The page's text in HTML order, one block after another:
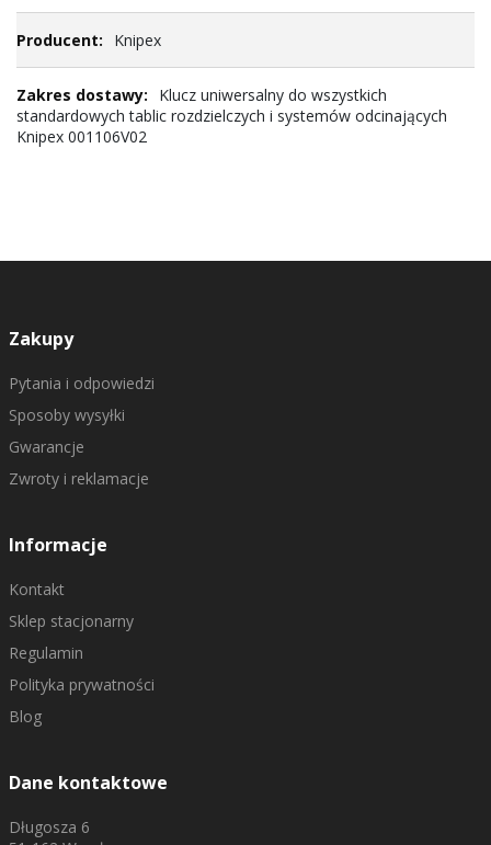
Knipex
Klucz uniwersalny do wszystkich
standardowych tablic rozdzielczych i systemów odcinających
Knipex 001106V02
Zakupy
Pytania i odpowiedzi
Sposoby wysyłki
Gwarancje
Zwroty i reklamacje
Informacje
Kontakt
Sklep stacjonarny
Regulamin
Polityka prywatności
Blog
Dane kontaktowe
Długosza 6